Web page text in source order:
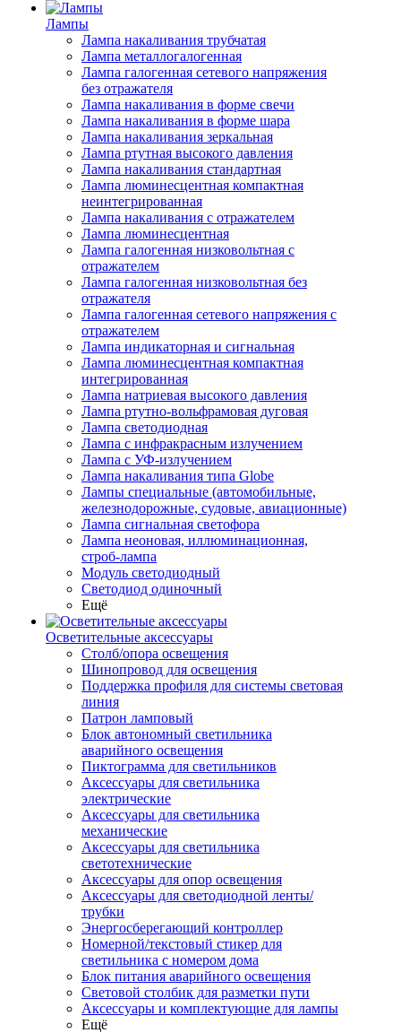
Лампы
Лампа накаливания трубчатая
Лампа металлогалогенная
Лампа галогенная сетевого напряжения
без отражателя
Лампа накаливания в форме свечи
Лампа накаливания в форме шара
Лампа накаливания зеркальная
Лампа ртутная высокого давления
Лампа накаливания стандартная
Лампа люминесцентная компактная
неинтегрированная
Лампа накаливания с отражателем
Лампа люминесцентная
Лампа галогенная низковольтная с
отражателем
Лампа галогенная низковольтная без
отражателя
Лампа галогенная сетевого напряжения с
отражателем
Лампа индикаторная и сигнальная
Лампа люминесцентная компактная
интегрированная
Лампа натриевая высокого давления
Лампа ртутно-вольфрамовая дуговая
Лампа светодиодная
Лампа с инфракрасным излучением
Лампа с УФ-излучением
Лампа накаливания типа Globe
Лампы специальные (автомобильные,
железнодорожные, судовые, авиационные)
Лампа сигнальная светофора
Лампа неоновая, иллюминационная,
строб-лампа
Модуль светодиодный
Светодиод одиночный
Ещё
Осветительные аксессуары
Столб/опора освещения
Шинопровод для освещения
Поддержка профиля для системы световая
линия
Патрон ламповый
Блок автономный светильника
аварийного освещения
Пиктограмма для светильников
Аксессуары для светильника
электрические
Аксессуары для светильника
механические
Аксессуары для светильника
светотехнические
Аксессуары для опор освещения
Аксессуары для светодиодной ленты/
трубки
Энергосберегающий контроллер
Номерной/текстовый стикер для
светильника с номером дома
Блок питания аварийного освещения
Световой столбик для разметки пути
Аксессуары и комплектующие для лампы
Ещё